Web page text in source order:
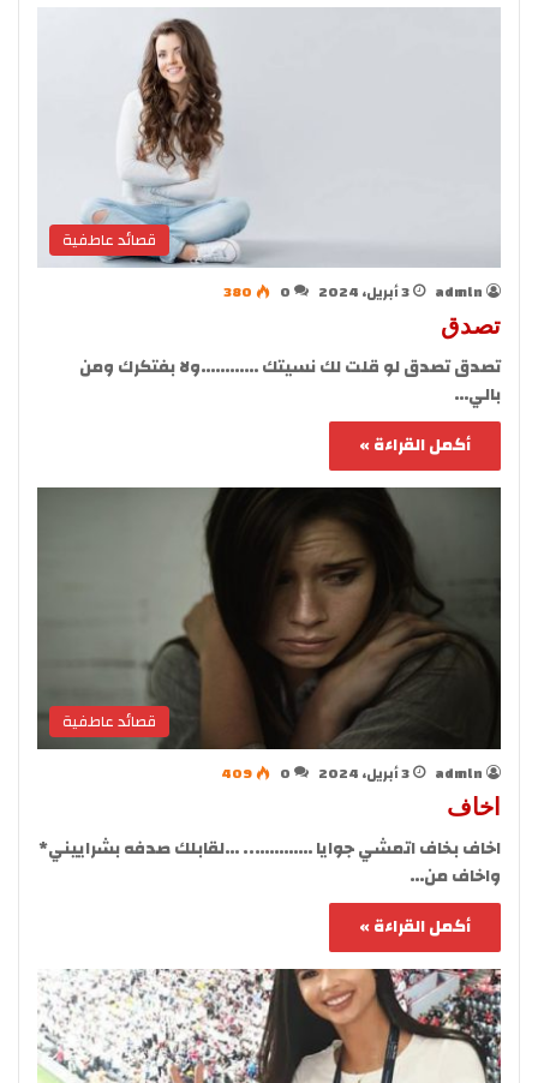
قصائد عاطفية
admln 3 أبريل، 2024 0
380
تصدق
تصدق تصدق لو قلت لك نسيتك …………ولا بفتكرك ومن
بالي…
أكمل القراءة »
قصائد عاطفية
admln 3 أبريل، 2024 0
409
اخاف
اخاف بخاف اتمشي جوايا ………….. …لقابلك صدفه بشراييني*
واخاف من…
أكمل القراءة »